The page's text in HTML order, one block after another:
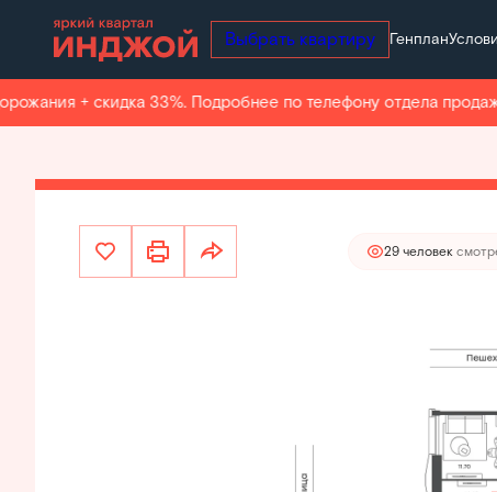
Выбрать квартиру Генплан
+ скидка 33%. Подробнее по телефону отдела продаж.
3-комнатная74.1 м2
34 677 650 руб.Ипотека
29 человек